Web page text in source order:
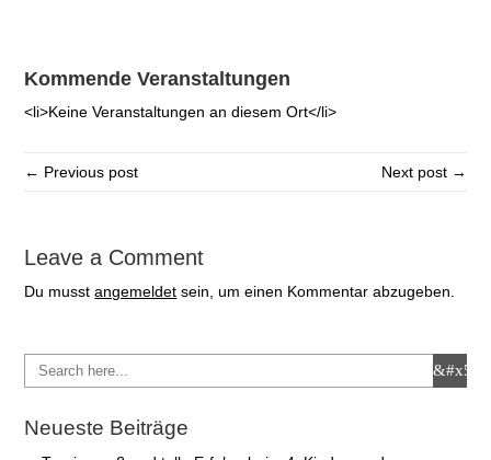
Kommende Veranstaltungen
<li>Keine Veranstaltungen an diesem Ort</li>
← Previous post Next post →
Leave a Comment
Du musstangemeldet sein, um einen Kommentar abzugeben.
Neueste Beiträge